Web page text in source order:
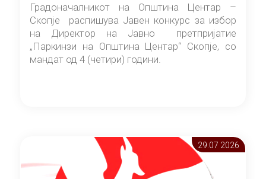
Градоначалникот на Општина Центар –
Скопје распишува Јавен конкурс за избор
на Директор на Јавно претпријатие
„Паркинзи на Општина Центар“ Скопје, со
мандат од 4 (четири) години.
29.07 2026